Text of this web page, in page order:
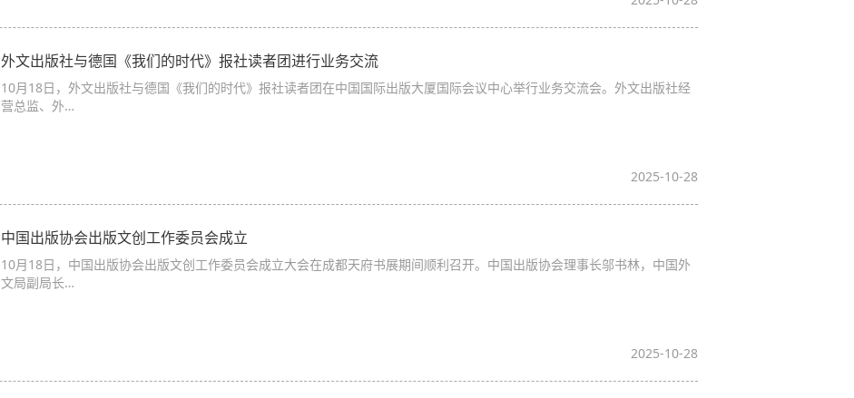
外文出版社与德国《我们的时代》报社读者团进行业务交流
10月18日，外文出版社与德国《我们的时代》报社读者团在中国国际出版大厦国际会议中心举行业务交流会。外文出版社经
营总监、外…
2025-10-28
中国出版协会出版文创工作委员会成立
10月18日，中国出版协会出版文创工作委员会成立大会在成都天府书展期间顺利召开。中国出版协会理事长邬书林，中国外
文局副局长…
2025-10-28